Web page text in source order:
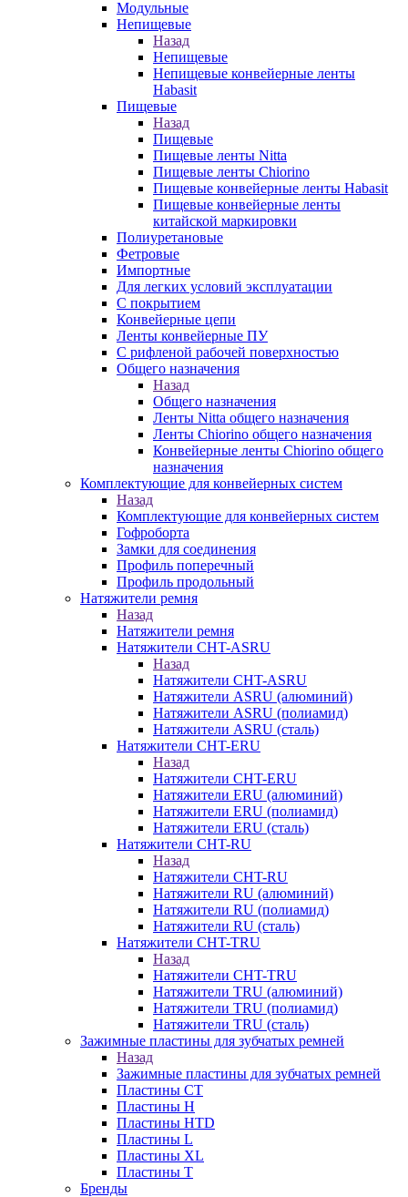
Модульные
Непищевые
Назад
Непищевые
Непищевые конвейерные ленты
Habasit
Пищевые
Назад
Пищевые
Пищевые ленты Nitta
Пищевые ленты Chiorino
Пищевые конвейерные ленты Habasit
Пищевые конвейерные ленты
китайской маркировки
Полиуретановые
Фетровые
Импортные
Для легких условий эксплуатации
С покрытием
Конвейерные цепи
Ленты конвейерные ПУ
С рифленой рабочей поверхностью
Общего назначения
Назад
Общего назначения
Ленты Nitta общего назначения
Ленты Chiorino общего назначения
Конвейерные ленты Chiorino общего
назначения
Комплектующие для конвейерных систем
Назад
Комплектующие для конвейерных систем
Гофроборта
Замки для соединения
Профиль поперечный
Профиль продольный
Натяжители ремня
Назад
Натяжители ремня
Натяжители CHT-ASRU
Назад
Натяжители CHT-ASRU
Натяжители ASRU (алюминий)
Натяжители ASRU (полиамид)
Натяжители ASRU (сталь)
Натяжители CHT-ERU
Назад
Натяжители CHT-ERU
Натяжители ERU (алюминий)
Натяжители ERU (полиамид)
Натяжители ERU (сталь)
Натяжители CHT-RU
Назад
Натяжители CHT-RU
Натяжители RU (алюминий)
Натяжители RU (полиамид)
Натяжители RU (сталь)
Натяжители CHT-TRU
Назад
Натяжители CHT-TRU
Натяжители TRU (алюминий)
Натяжители TRU (полиамид)
Натяжители TRU (сталь)
Зажимные пластины для зубчатых ремней
Назад
Зажимные пластины для зубчатых ремней
Пластины CT
Пластины H
Пластины HTD
Пластины L
Пластины XL
Пластины T
Бренды